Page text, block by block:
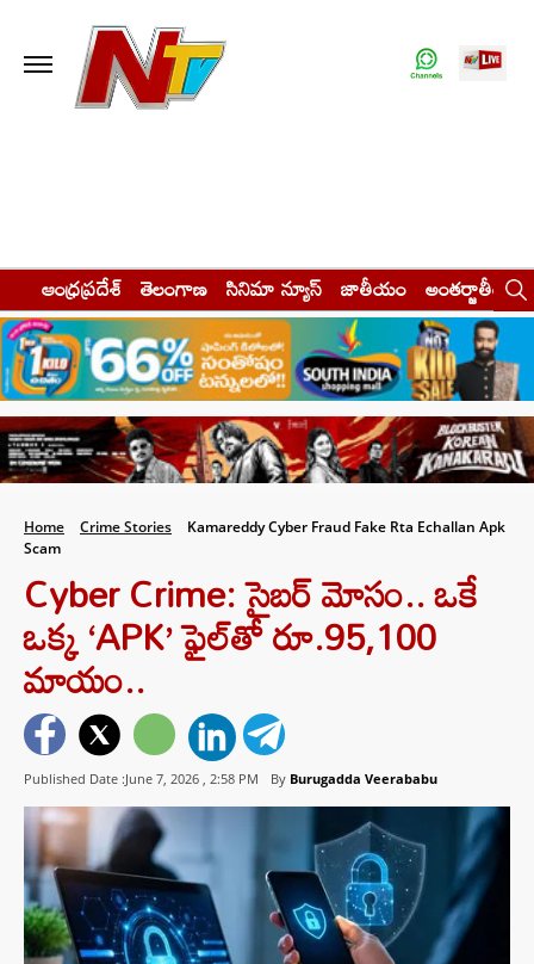
ఆంధ్రప్రదేశ్ తెలంగాణ సినిమా న్యూస్ జాతీయం అంతర్జాతీయం
Home Crime Stories
Kamareddy Cyber Fraud Fake Rta Echallan Apk
Scam
Cyber Crime: సైబర్ మోసం.. ఒకే
ఒక్క ‘APK’ ఫైల్‌తో రూ.95,100
మాయం..
Published Date :June 7, 2026 , 2:58 PM By Burugadda Veerababu